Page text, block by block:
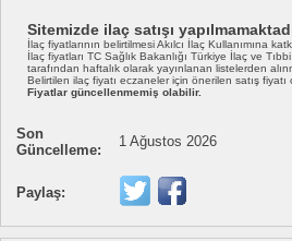
Sitemizde ilaç satışı
İlaç fiyatlarının belirtilmesi Akılcı İlaç Kullanımına
İlaç fiyatları TC Sağlık Bakanlığı Türkiye İlaç ve
tarafından haftalık olarak yayınlanan listelerden
Belirtilen ilaç fiyatı eczaneler için önerilen satış
Fiyatlar güncellenmemiş olabilir.
Son
Güncelleme:
1 Ağustos 2026
Paylaş: